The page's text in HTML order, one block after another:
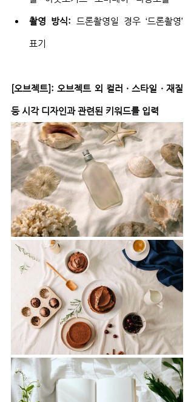
촬영 방식: 드론촬영일 경우 ‘드론촬영’
표기
[오브젝트]: 오브젝트 외 컬러 · 스타일 · 재질
등 시각 디자인과 관련된 키워드를 입력